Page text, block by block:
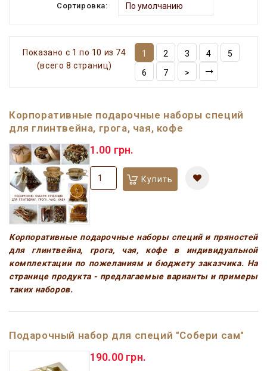
Сортировка:
Показано с 1 по 10 из 74
(всего 8 страниц)
1 2 3 4
5
6
7 >
Корпоративные подарочные наборы специй
для глинтвейна, грога, чая, кофе
1.00 грн.
Купить
Корпоративные подарочные наборы специй и пряностей
для глинтвейна, грога, чая, кофе в индивидуальной
комплектации по пожеланиям и бюджету заказчика. На
странице продукта - предлагаемые варианты и примеры
таких наборов.
Подарочный набор для специй "Собери сам"
190.00 грн.